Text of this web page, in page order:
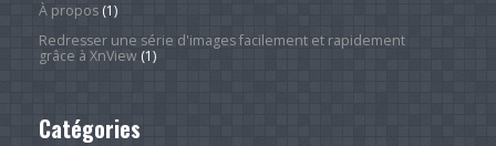
À propos(1)
Redresser une série d'images facilement et rapidement
grâce à XnView(1)
Catégories